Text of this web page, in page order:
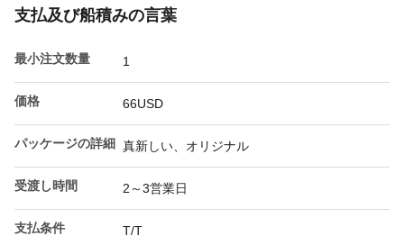
支払及び船積みの言葉
最小注文数量 1
価格 66USD
パッケージの詳細 真新しい、オリジナル
受渡し時間 2～3営業日
支払条件 T/T